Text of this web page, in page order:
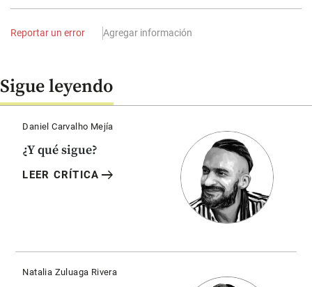
Reportar un error Agregar información
Sigue leyendo
Daniel Carvalho Mejía
¿Y qué sigue?
LEER CRÍTICA arrow_right_alt
Natalia Zuluaga Rivera